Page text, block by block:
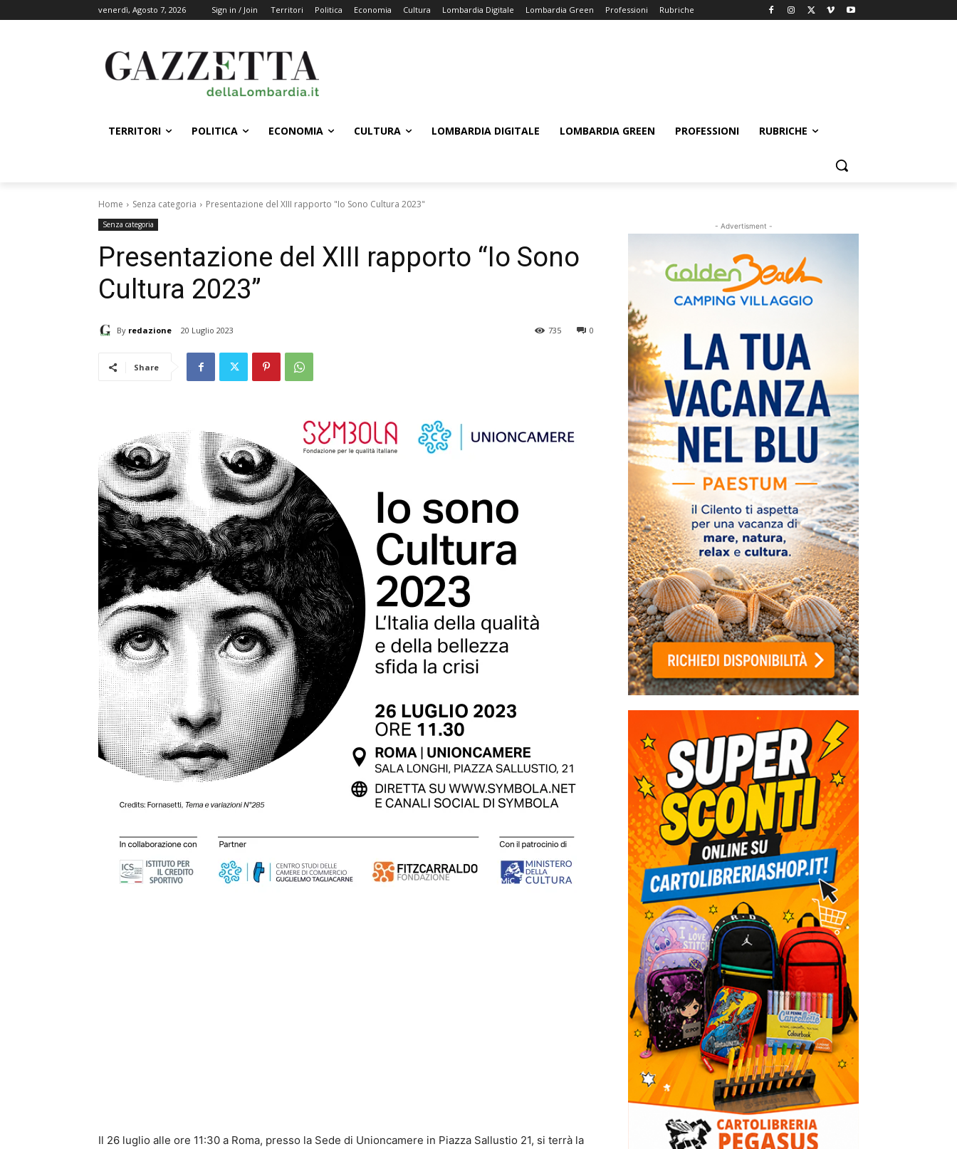
venerdì, Agosto 7, 2026 Sign in / Join Territori Politica Economia Cultura Lombardia Digitale Lombardia Green Professioni Rubriche
TERRITORI POLITICA ECONOMIA CULTURA LOMBARDIA DIGITALE LOMBARDIA GREEN PROFESSIONI RUBRICHE
Home Senza categoria Presentazione del XIII rapporto "Io Sono Cultura 2023"
Senza categoria
Presentazione del XIII rapporto “Io Sono
Cultura 2023”
By redazione 20 Luglio 2023 0
735
Share
Il 26 luglio alle ore 11:30 a Roma, presso la Sede di Unioncamere in Piazza Sallustio 21, si terrà la
- Advertisment -